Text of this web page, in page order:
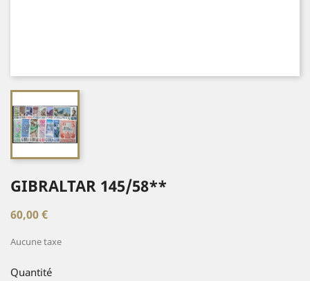
GIBRALTAR 145/58**
60,00 €
Aucune taxe
Quantité